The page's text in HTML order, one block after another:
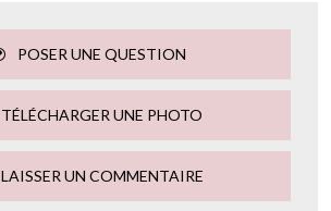
POSER UNE QUESTION
TÉLÉCHARGER UNE PHOTO
LAISSER UN COMMENTAIRE